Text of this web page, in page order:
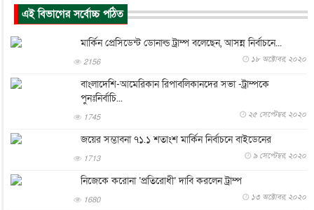
আকাশে ট্রাম্পের হেলিকপ্টার ও যাত্রীবাহী বিমান মুখোমুখি, তদন্...
আন্তর্জাতিক
হিরোশিমায় বোমা হামলার ৮১ বছর, অস্ত্রমুক্ত বিশ্বের আহ্বান জা...
আন্তর্জাতিক ৬ আগস্ট, ২০২৬
যুক্তরাষ্ট্রে পারিবারিক সংঘাতে বন্দুক হামলা, নিহত ৩
৬ আগস্ট, ২০২৬
টি-টোয়েন্টি ইতিহাসের সর্বোচ্চ রানের মালিক এখন জস বাটলার
৬ আগস্ট, ২০২৬
বস্তিতে কেটেছে শৈশব, আজ মুম্বাইয়ে দুই বাড়ির মালিক
৬ আগস্ট, ২০২৬
এই বিভাগের সর্বোচ্চ পঠিত
মার্কিন প্রেসিডেন্ট ডোনাল্ড ট্রাম্প বলেছেন, আসন্ন নির্বাচনে...
2156 ১৮ অক্টোবর, ২০২০
বাংলাদেশি-আমেরিকান রিপাবলিকানদের সভা -ট্রাম্পকে
পুনঃনির্বাচি...
1745 ২৫ সেপ্টেম্বর, ২০২০
জয়ের সম্ভাবনা ৭১.১ শতাংশ মার্কিন নির্বাচনে বাইডেনের
1713 ৯ সেপ্টেম্বর, ২০২০
নিজেকে করোনা ‘প্রতিরোধী’ দাবি করলেন ট্রাম্প
1680 ১৩ অক্টোবর, ২০২০